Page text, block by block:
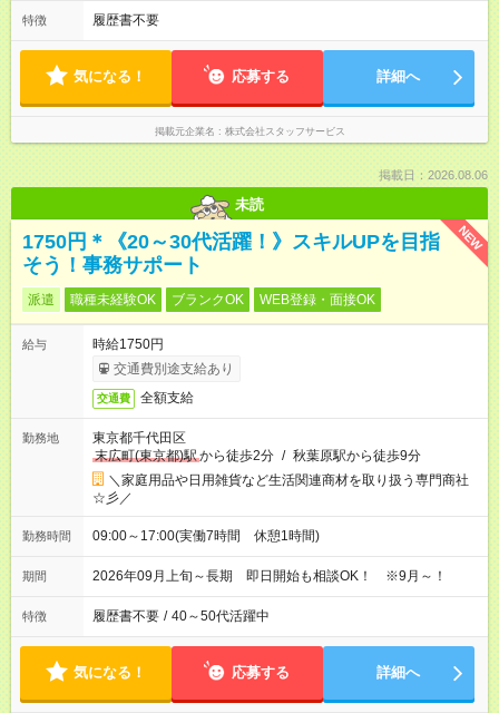
特徴 履歴書不要
気になる！ 応募する 詳細へ
掲載元企業名 株式会社スタッフサービス
掲載日：2026.08.06
未読
NEW
1750円＊《20～30代活躍！》スキルUPを目指
そう！事務サポート
派遣 職種未経験OK ブランクOK WEB登録・面接OK
給与
時給1750円
交通費別途支給あり
交通費 全額支給
勤務地
東京都千代田区
末広町(東京都)駅から徒歩2分 / 秋葉原駅から徒歩9分
＼家庭用品や日用雑貨など生活関連商材を取り扱う専門商社
☆彡／
勤務時間 09:00～17:00(実働7時間 休憩1時間)
期間 2026年09月上旬～長期 即日開始も相談OK！ ※9月～！
特徴 履歴書不要 / 40～50代活躍中
気になる！ 応募する 詳細へ